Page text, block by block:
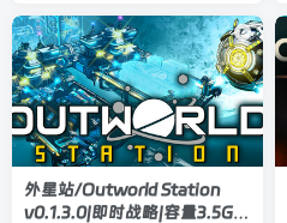
外星站/Outworld Station
v0.1.3.0|即时战略|容量3.5GB|